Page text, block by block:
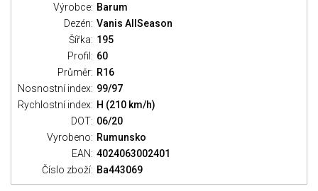
Výrobce: Barum
Dezén: Vanis AllSeason
Šířka: 195
Profil: 60
Průměr: R16
Nosnostní index: 99/97
Rychlostní index: H (210 km/h)
DOT: 06/20
Vyrobeno: Rumunsko
EAN: 4024063002401
Číslo zboží: Ba443069